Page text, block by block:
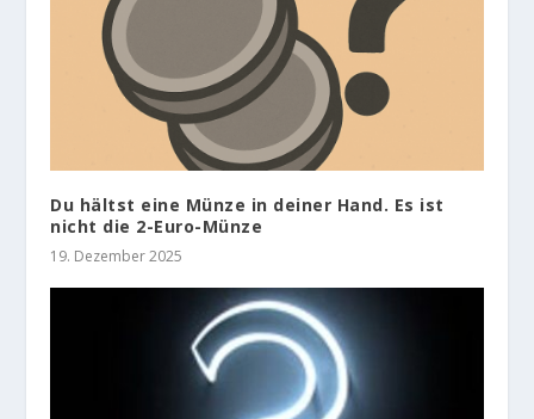
Du hältst eine Münze in deiner Hand. Es ist
nicht die 2-Euro-Münze
19. Dezember 2025